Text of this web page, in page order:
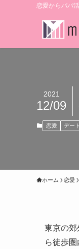
恋愛からパパ
2021
12/09
恋愛 デート
ホーム 恋愛
東京の郊
ら徒歩